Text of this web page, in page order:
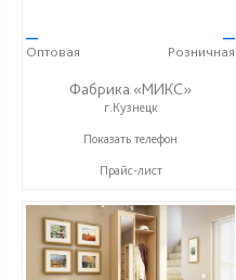
—
Оптовая
—
Розничная
Фабрика «МИКС»
г.Кузнецк
+7 (937) 423-36-37
Показать телефон
Прайс-лист